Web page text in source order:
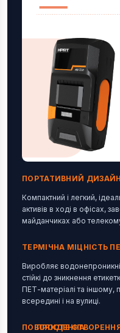
ПОРТАТИВНИЙ
Компактний і легкий,
активів в ході в офісах,
майданчиках або
ТЕРМІЧНА МІЦНІСТЬ
Виробляє водонепроникні,
стійкі до зникнення
ПЕТ-матеріалі та іншому,
всередині і на вулиці.
ПОВСЯКДЕННА
ПРОСТЕ